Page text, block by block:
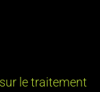
le traitement